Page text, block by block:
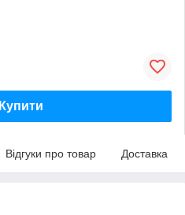
Купити
Відгуки про товар Доставка